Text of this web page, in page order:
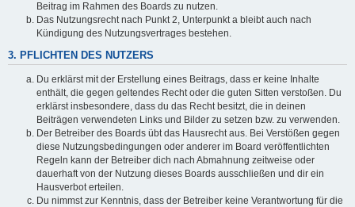
Beitrag im Rahmen des Boards zu nutzen.
Das Nutzungsrecht nach Punkt 2, Unterpunkt a bleibt auch nach
Kündigung des Nutzungsvertrages bestehen.
3. PFLICHTEN DES NUTZERS
Du erklärst mit der Erstellung eines Beitrags, dass er keine Inhalte
enthält, die gegen geltendes Recht oder die guten Sitten verstoßen. Du
erklärst insbesondere, dass du das Recht besitzt, die in deinen
Beiträgen verwendeten Links und Bilder zu setzen bzw. zu verwenden.
Der Betreiber des Boards übt das Hausrecht aus. Bei Verstößen gegen
diese Nutzungsbedingungen oder anderer im Board veröffentlichten
Regeln kann der Betreiber dich nach Abmahnung zeitweise oder
dauerhaft von der Nutzung dieses Boards ausschließen und dir ein
Hausverbot erteilen.
Du nimmst zur Kenntnis, dass der Betreiber keine Verantwortung für die